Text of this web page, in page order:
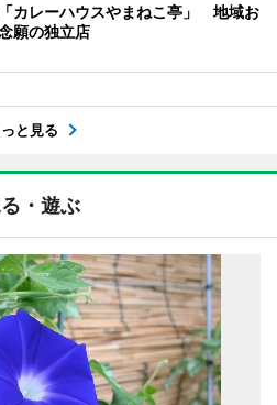
カレーハウスやまねこ亭」 地域お
願の独立店
と見る
・遊ぶ